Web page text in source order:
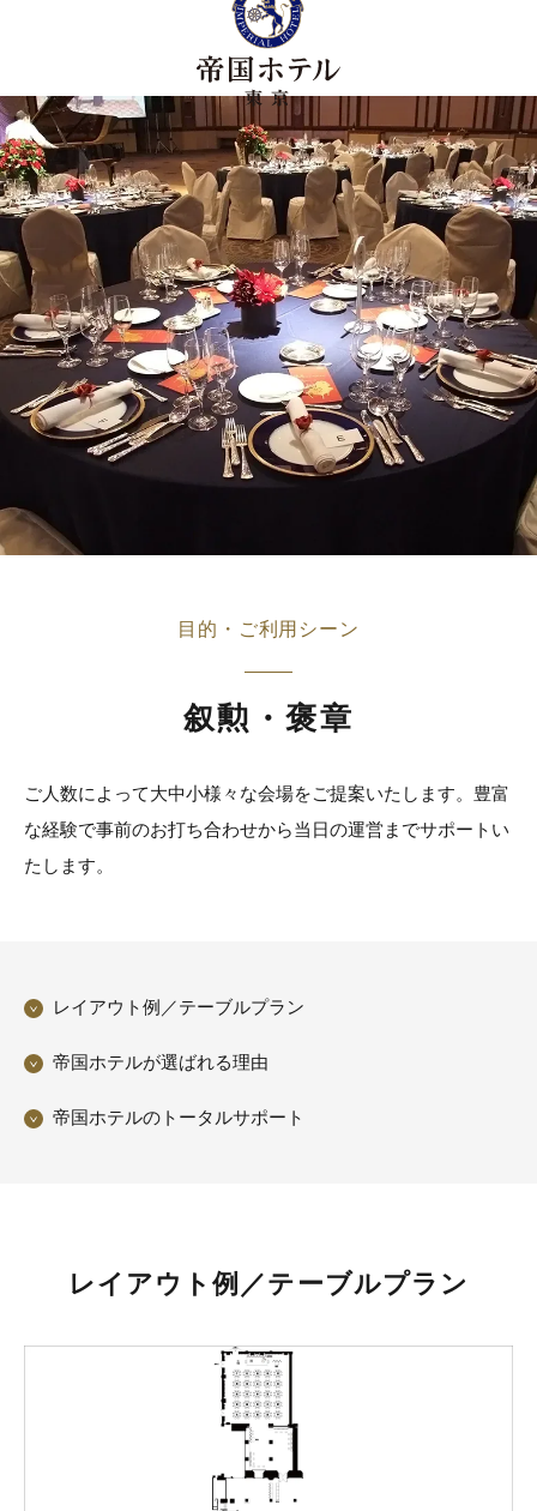
目的・ご利用シーン
叙勲・褒章
ご人数によって大中小様々な会場をご提案いたします。豊富
な経験で事前のお打ち合わせから当日の運営までサポートい
たします。
レイアウト例／テーブルプラン
帝国ホテルが選ばれる理由
帝国ホテルのトータルサポート
レイアウト例／テーブルプラン